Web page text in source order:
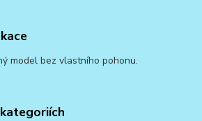
model bez vlastního pohonu.